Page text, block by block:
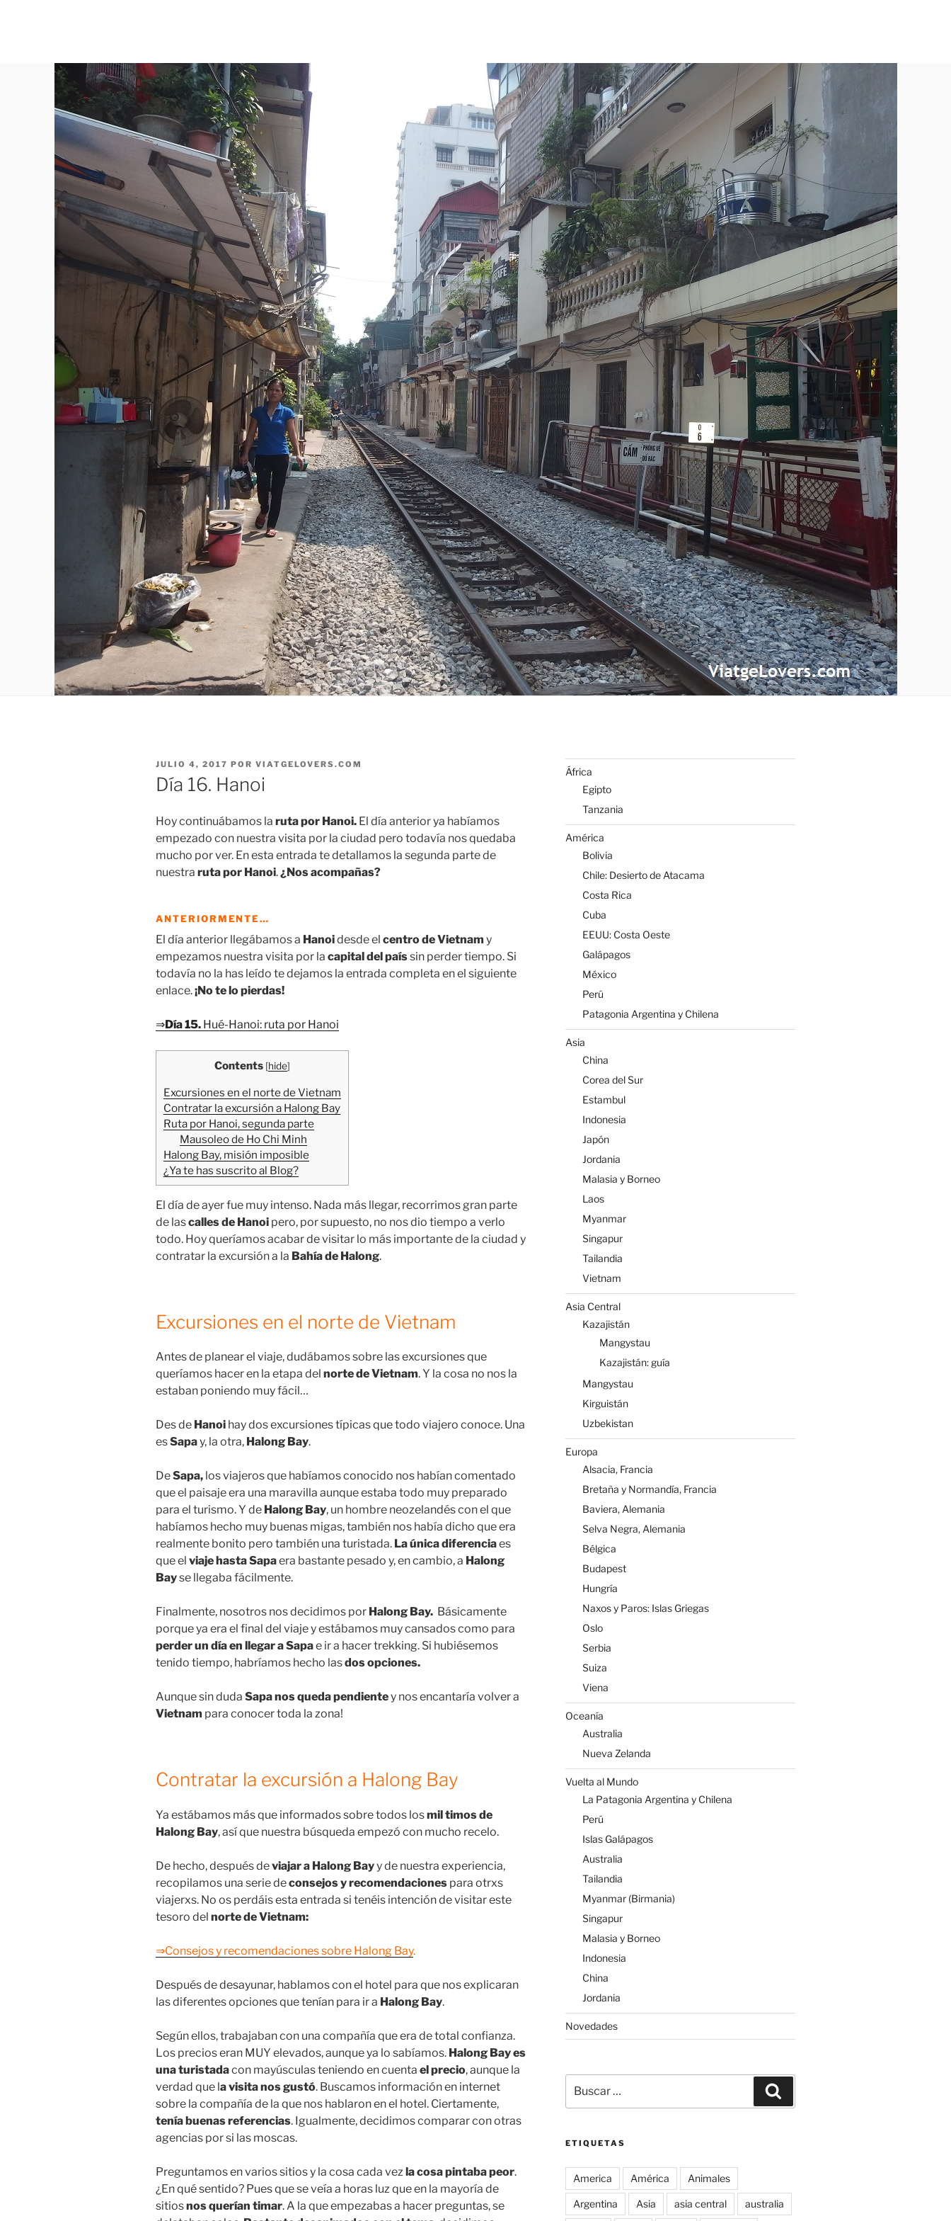
PUBLICADO
EL
JULIO 4, 2017 POR VIATGELOVERS.COM
Día 16. Hanoi
Hoy continuábamos la ruta por Hanoi. El día anterior ya habíamos
empezado con nuestra visita por la ciudad pero todavía nos quedaba
mucho por ver. En esta entrada te detallamos la segunda parte de
nuestra ruta por Hanoi.¿Nos acompañas?
ANTERIORMENTE…
El día anterior llegábamos a Hanoidesde el centro de Vietnam y
empezamos nuestra visita por la capital del paíssin perder tiempo. Si
todavía no la has leído te dejamos la entrada completa en el siguiente
enlace.¡No te lo pierdas!
⇒Día 15. Hué-Hanoi: ruta por Hanoi
Contents [hide]
Excursiones en el norte de Vietnam
Contratar la excursión a Halong Bay
Ruta por Hanoi, segunda parte
Mausoleo de Ho Chi Minh
Halong Bay, misión imposible
¿Ya te has suscrito al Blog?
El día de ayer fue muy intenso. Nada más llegar, recorrimos gran parte
de lascalles de Hanoi pero, por supuesto, no nos dio tiempo a verlo
todo. Hoy queríamos acabar de visitar lo más importante de la ciudad y
contratar la excursión a la Bahía de Halong.
Excursiones en el norte de Vietnam
Antes de planear el viaje, dudábamos sobre las excursiones que
queríamos hacer en la etapa del norte de Vietnam. Y la cosa no nos la
estaban poniendo muy fácil…
Des de Hanoi hay dos excursiones típicas que todo viajero conoce. Una
esSapay, la otra, Halong Bay.
DeSapa, los viajeros que habíamos conocido nos habían comentado
que el paisaje era una maravilla aunque estaba todo muy preparado
para el turismo. Y de Halong Bay, un hombre neozelandés con el que
habíamos hecho muy buenas migas, también nos había dicho que era
realmente bonito pero también una turistada. La única diferenciaes
que el viaje hasta Sapaera bastante pesado y, en cambio, a Halong
Bayse llegaba fácilmente.
Finalmente, nosotros nos decidimos por Halong Bay. Básicamente
porque ya era el final del viaje y estábamos muy cansados como para
perder un día en llegar a Sapae ir a hacer trekking. Si hubiésemos
tenido tiempo, habríamos hecho lasdos opciones.
Aunque sin duda Sapa nos queda pendientey nos encantaría volver a
Vietnam para conocer toda la zona!
Contratar la excursión a Halong Bay
Ya estábamos más que informados sobre todos losmil timos de
Halong Bay, así que nuestra búsqueda empezó con mucho recelo.
De hecho, después deviajar a Halong Bayy de nuestra experiencia,
recopilamos una serie deconsejos y recomendaciones para otrxs
viajerxs. No os perdáis esta entrada si tenéis intención de visitar este
tesoro del norte de Vietnam:
⇒Consejos y recomendaciones sobre Halong Bay.
Después de desayunar, hablamos con el hotel para que nos explicaran
las diferentes opciones que tenían para ir a Halong Bay.
Según ellos, trabajaban con una compañía que era de total confianza.
Los precios eran MUY elevados, aunque ya lo sabíamos. Halong Bay es
una turistadacon mayúsculas teniendo en cuenta el precio, aunque la
verdad que la visita nos gustó. Buscamos información en internet
sobre la compañía de la que nos hablaron en el hotel. Ciertamente,
tenía buenas referencias. Igualmente, decidimos comparar con otras
agencias por si las moscas.
Preguntamos en varios sitios y la cosa cada vez la cosa pintaba peor.
¿En qué sentido? Pues que se veía a horas luz que en la mayoría de
sitiosnos querían timar. A la que empezabas a hacer preguntas, se
África
Egipto
Tanzania
América
Bolivia
Chile: Desierto de Atacama
Costa Rica
Cuba
EEUU: Costa Oeste
Galápagos
México
Perú
Patagonia Argentina y Chilena
Asia
China
Corea del Sur
Estambul
Indonesia
Japón
Jordania
Malasia y Borneo
Laos
Myanmar
Singapur
Tailandia
Vietnam
Asia Central
Kazajistán
Mangystau
Kazajistán: guía
Mangystau
Kirguistán
Uzbekistan
Europa
Alsacia, Francia
Bretaña y Normandía, Francia
Baviera, Alemania
Selva Negra, Alemania
Bélgica
Budapest
Hungría
Naxos y Paros: Islas Griegas
Oslo
Serbia
Suiza
Viena
Oceanía
Australia
Nueva Zelanda
Vuelta al Mundo
La Patagonia Argentina y Chilena
Perú
Islas Galápagos
Australia
Tailandia
Myanmar (Birmania)
Singapur
Malasia y Borneo
Indonesia
China
Jordania
Novedades
por:
ETIQUETAS
America América Animales
Argentina Asia asia central australia